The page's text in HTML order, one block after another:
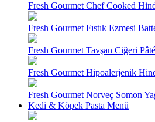
Fresh Gourmet Chef Cooked
Fresh Gourmet Fıstık Ezmesi
Fresh Gourmet Tavşan Ciğeri
Fresh Gourmet Hipoalerjenik
Fresh Gourmet Norveç Somon
Kedi & Köpek Pasta Menü